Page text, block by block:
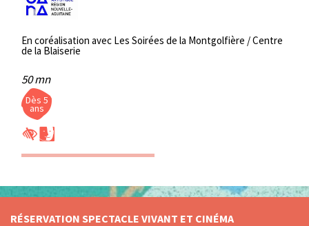
En coréalisation avec Les Soirées de la Montgolfière / Centre
de la Blaiserie
50 mn
Dès 5
ans
RÉSERVATION SPECTACLE VIVANT ET CINÉMA